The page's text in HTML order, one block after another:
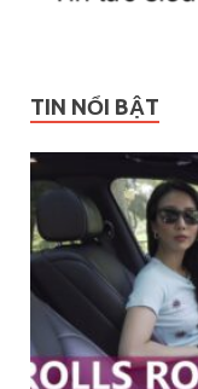
TIN NỔI BẬT